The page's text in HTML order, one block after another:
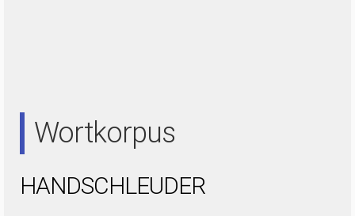
Wortkorpus
HANDSCHLEUDER